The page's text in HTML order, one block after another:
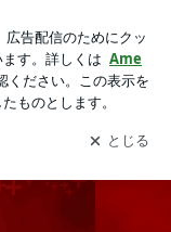
を受け取りまし
開く